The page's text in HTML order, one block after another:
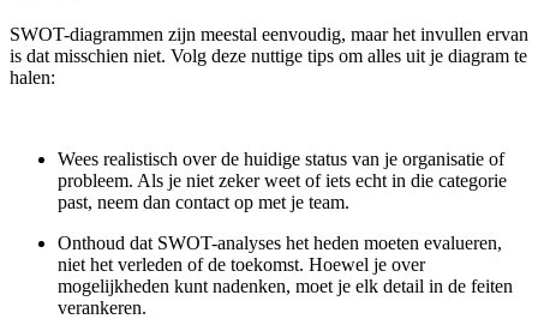
SWOT-diagrammen zijn meestal eenvoudig, maar het invullen ervan
is dat misschien niet. Volg deze nuttige tips om alles uit je diagram te
halen:
Wees realistisch over de huidige status van je organisatie of
probleem. Als je niet zeker weet of iets echt in die categorie
past, neem dan contact op met je team.
Onthoud dat SWOT-analyses het heden moeten evalueren,
niet het verleden of de toekomst. Hoewel je over
mogelijkheden kunt nadenken, moet je elk detail in de feiten
verankeren.